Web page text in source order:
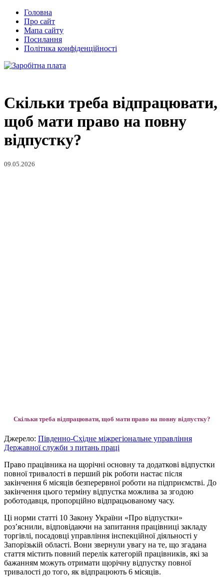
Головна
Про сайт
Мапа сайту
Посилання
Політика конфіденційності
Скільки треба відпрацювати,
щоб мати право на повну
відпустку?
09.05.2026
Скільки треба відпрацювати, щоб мати право на повну відпустку?
Джерело: Південно-Східне міжрегіональне управління
Державної служби з питань праці
Право працівника на щорічні основну та додаткові відпустки
повної тривалості в перший рік роботи настає після
закінчення 6 місяців безперервної роботи на підприємстві. До
закінчення цього терміну відпустка можлива за згодою
роботодавця, пропорційно відпрацьованому часу.
Ці норми статті 10 Закону України «Про відпустки»
роз’яснили, відповідаючи на запитання працівниці закладу
торгівлі, посадовці управління інспекційної діяльності у
Запорізькій області. Вони звернули увагу на те, що згадана
стаття містить повний перелік категорій працівників, які за
бажанням можуть отримати щорічну відпустку повної
тривалості до того, як відпрацюють 6 місяців.